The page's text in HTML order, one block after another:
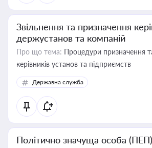
Звільнення та призначення
держустанов та компаній
Про що тема: Процедури призначення
керівників установ та підприємств
Державна служба
Політично значуща особа (ПЕП)